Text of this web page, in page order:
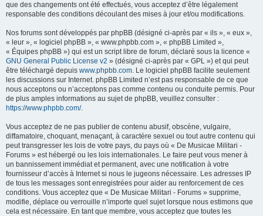
que des changements ont été effectués, vous acceptez d’être légalement
responsable des conditions découlant des mises à jour et/ou modifications.
Nos forums sont développés par phpBB (désigné ci-après par « ils », « eux »,
« leur », « logiciel phpBB », « www.phpbb.com », « phpBB Limited »,
« Équipes phpBB ») qui est un script libre de forum, déclaré sous la licence «
GNU General Public License v2 » (désigné ci-après par « GPL ») et qui peut
être téléchargé depuis www.phpbb.com. Le logiciel phpBB facilite seulement
les discussions sur Internet. phpBB Limited n’est pas responsable de ce que
nous acceptons ou n’acceptons pas comme contenu ou conduite permis. Pour
de plus amples informations au sujet de phpBB, veuillez consulter :
https://www.phpbb.com/.
Vous acceptez de ne pas publier de contenu abusif, obscène, vulgaire,
diffamatoire, choquant, menaçant, à caractère sexuel ou tout autre contenu qui
peut transgresser les lois de votre pays, du pays où « De Musicae Militari -
Forums » est hébergé ou les lois internationales. Le faire peut vous mener à
un bannissement immédiat et permanent, avec une notification à votre
fournisseur d’accès à Internet si nous le jugeons nécessaire. Les adresses IP
de tous les messages sont enregistrées pour aider au renforcement de ces
conditions. Vous acceptez que « De Musicae Militari - Forums » supprime,
modifie, déplace ou verrouille n’importe quel sujet lorsque nous estimons que
cela est nécessaire. En tant que membre, vous acceptez que toutes les